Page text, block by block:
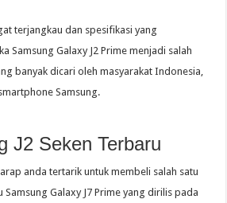
terjangkau dan spesifikasi yang
Samsung Galaxy J2 Prime menjadi salah
banyak dicari oleh masyarakat Indonesia,
Samsung.
J2 Seken Terbaru
anda tertarik untuk membeli salah satu
Galaxy J7 Prime yang dirilis pada